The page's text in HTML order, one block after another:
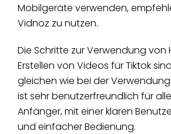
Mobilgeräte verwenden,
Vidnoz zu nutzen.
Die Schritte zur Verwendung von
Erstellen von Videos für Tiktok
gleichen wie bei der Verwendung
ist sehr benutzerfreundlich für
Anfänger, mit einer klaren
und einfacher Bedienung.